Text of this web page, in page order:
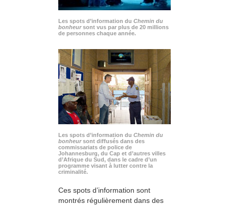
Les spots d’information du Chemin du
bonheursont vus par plus de 20 millions
de personnes chaque année.
Les spots d’information du Chemin du
bonheursont diffusés dans des
commissariats de police de
Johannesburg, du Cap et d’autres villes
d’Afrique du Sud, dans le cadre d’un
programme visant à lutter contre la
criminalité.
Ces spots d’information sont
montrés régulièrement dans des